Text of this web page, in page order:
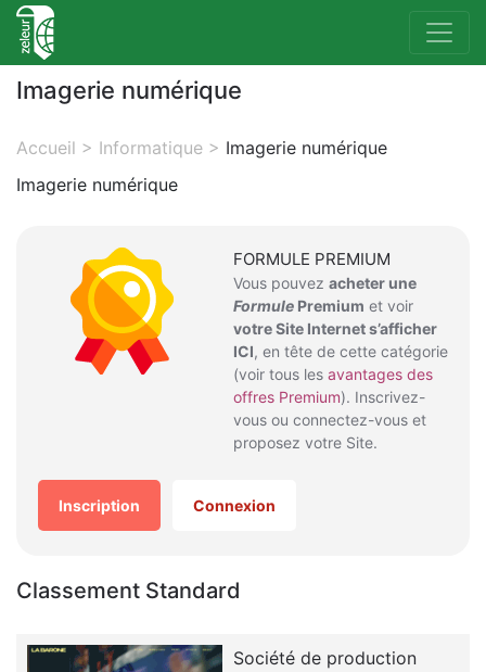
Imagerie numérique
Accueil > Informatique > Imagerie numérique
Imagerie numérique
FORMULE PREMIUM
Vous pouvez acheter une
Formule Premium et voir
votre Site Internet s’afficher
ICI, en tête de cette catégorie
(voir tous les avantages des
offres Premium). Inscrivez-
vous ou connectez-vous et
proposez votre Site.
Inscription Connexion
Classement Standard
Société de production